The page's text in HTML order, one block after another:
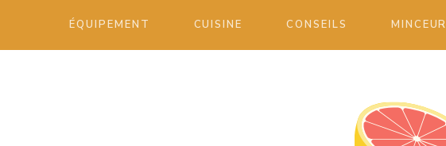
ÉQUIPEMENT CUISINE CONSEILS MINCEUR